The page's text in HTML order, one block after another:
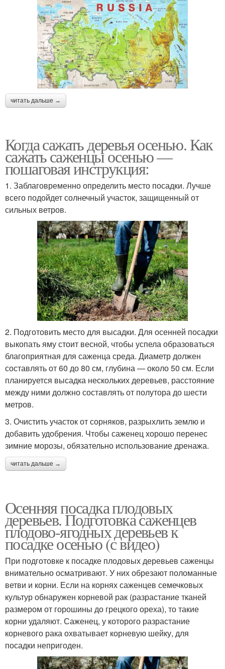
читать дальше →
Когда сажать деревья осенью. Как
сажать саженцы осенью —
пошаговая инструкция:
1. Заблаговременно определить место посадки. Лучше
всего подойдет солнечный участок, защищенный от
сильных ветров.
2. Подготовить место для высадки. Для осенней посадки
выкопать яму стоит весной, чтобы успела образоваться
благоприятная для саженца среда. Диаметр должен
составлять от 60 до 80 см, глубина — около 50 см. Если
планируется высадка нескольких деревьев, расстояние
между ними должно составлять от полутора до шести
метров.
3. Очистить участок от сорняков, разрыхлить землю и
добавить удобрения. Чтобы саженец хорошо перенес
зимние морозы, обязательно использование дренажа.
читать дальше →
Осенняя посадка плодовых
деревьев. Подготовка саженцев
плодово-ягодных деревьев к
посадке осенью (с видео)
При подготовке к посадке плодовых деревьев саженцы
внимательно осматривают. У них обрезают поломанные
ветви и корни. Если на корнях саженцев семечковых
культур обнаружен корневой рак (разрастание тканей
размером от горошины до грецкого ореха), то такие
корни удаляют. Саженец, у которого разрастание
корневого рака охватывает корневую шейку, для
посадки непригоден.